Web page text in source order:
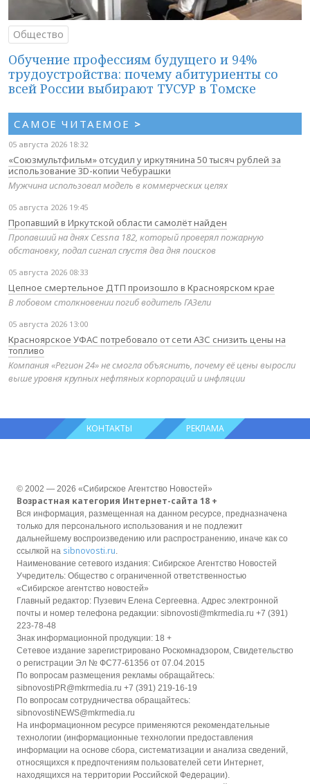
Общество
Обучение профессиям будущего и 94%
трудоустройства: почему абитуриенты со
всей России выбирают ТУСУР в Томске
САМОЕ ЧИТАЕМОЕ >
05 августа 2026 18:32
«Союзмультфильм» отсудил у иркутянина 50 тысяч рублей за
использование 3D-копии Чебурашки
Мужчина использовал модель в коммерческих целях
05 августа 2026 19:45
Пропавший в Иркутской области самолёт найден
Пропавший на днях Cessna 182, который проверял пожарную
обстановку, подал сигнал спустя два дня поисков
05 августа 2026 08:33
Цепное смертельное ДТП произошло в Красноярском крае
В лобовом столкновении погиб водитель ГАЗели
05 августа 2026 13:00
Красноярское УФАС потребовало от сети АЗС снизить цены на
топливо
Компания «Регион 24» не смогла объяснить, почему её цены выросли
выше уровня крупных нефтяных корпораций и инфляции
КОНТАКТЫ РЕКЛАМА
© 2002 — 2026 «Сибирское Агентство Новостей»
Возрастная категория Интернет-сайта 18 +
Вся информация, размещенная на данном ресурсе, предназначена
только для персонального использования и не подлежит
дальнейшему воспроизведению или распространению, иначе как со
ссылкой на sibnovosti.ru.
Наименование сетевого издания: Сибирское Агентство Новостей
Учредитель: Общество с ограниченной ответственностью
«Сибирское агентство новостей»
Главный редактор: Пузевич Елена Сергеевна. Адрес электронной
почты и номер телефона редакции: sibnovosti@mkrmedia.ru +7 (391)
223-78-48
Знак информационной продукции: 18 +
Сетевое издание зарегистрировано Роскомнадзором, Свидетельство
о регистрации Эл № ФС77-61356 от 07.04.2015
По вопросам размещения рекламы обращайтесь:
sibnovostiPR@mkrmedia.ru +7 (391) 219-16-19
По вопросам сотрудничества обращайтесь:
sibnovostiNEWS@mkrmedia.ru
На информационном ресурсе применяются рекомендательные
технологии (информационные технологии предоставления
информации на основе сбора, систематизации и анализа сведений,
относящихся к предпочтениям пользователей сети Интернет,
находящихся на территории Российской Федерации).